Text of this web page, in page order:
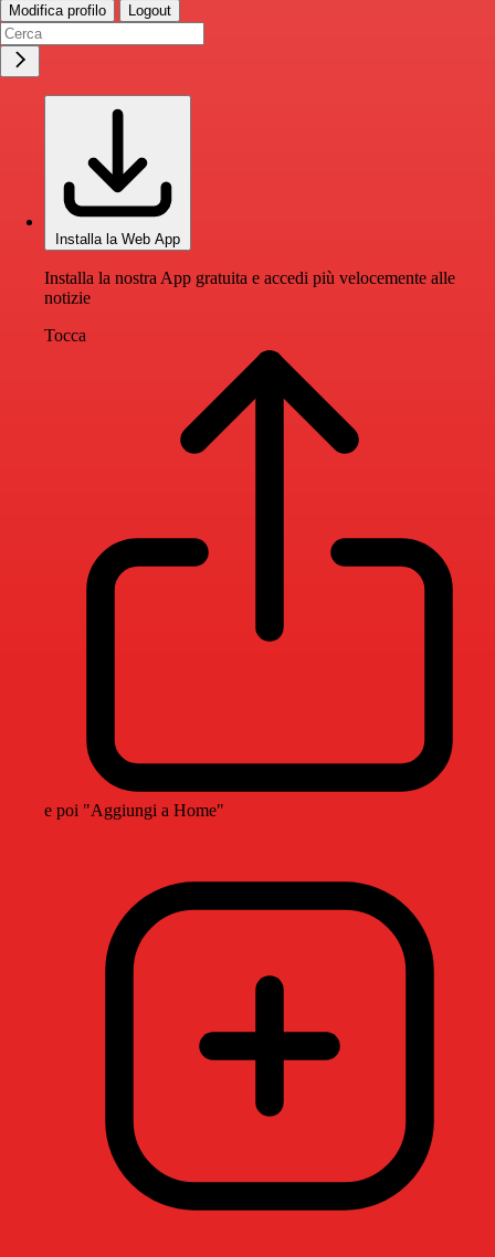
Modifica profilo Logout
Installa la Web App
Installa la nostra App gratuita e accedi più velocemente alle
notizie
Tocca
e poi "Aggiungi a Home"